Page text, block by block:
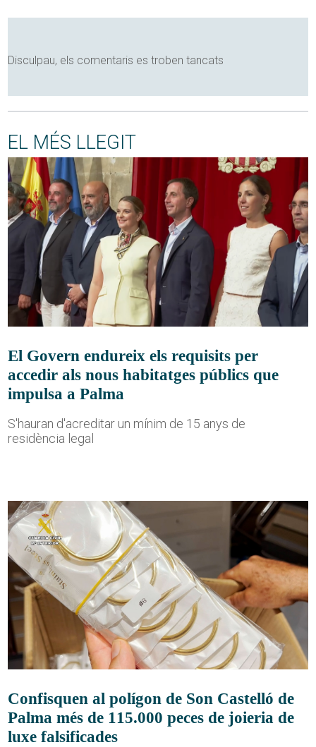
Disculpau, els comentaris es troben tancats
EL MÉS LLEGIT
El Govern endureix els requisits per
accedir als nous habitatges públics que
impulsa a Palma
S'hauran d'acreditar un mínim de 15 anys de
residència legal
Confisquen al polígon de Son Castelló de
Palma més de 115.000 peces de joieria de
luxe falsificades